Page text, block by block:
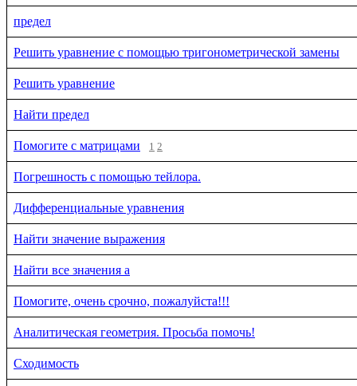
предел
Решить уравнение с помощью тригонометрической замены
Решить уравнение
Найти предел
Помогите с матрицами 1 2
Погрешность с помощью тейлора.
Дифференциальные уравнения
Найти значение выражения
Найти все значения a
Помогите, очень срочно, пожалуйста!!!
Аналитическая геометрия. Просьба помочь!
Сходимость